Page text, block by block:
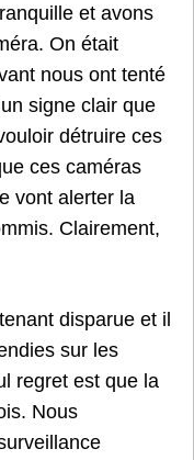
et avons
On était
nous ont tenté
signe clair que
détruire ces
ces caméras
vont alerter la
Clairement,
disparue et il
sur les
regret est que la
Nous